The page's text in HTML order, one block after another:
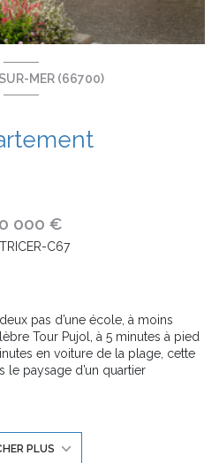
MER (66700)
000 €
TRICER-C67
pas d’une école, à moins
Tour Pujol, à 5 minutes à pied
en voiture de la plage, cette
le paysage d’un quartier
et raffinées, elles apportent bien-
des moments de vie
PLUS